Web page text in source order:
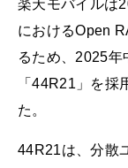
楽天モバイルは
におけるOpen
るため、2025年
「44R21」を採
た。
44R21は、分散